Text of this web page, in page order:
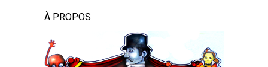
À PROPOS